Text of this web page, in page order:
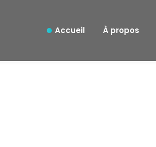
Accueil À propos